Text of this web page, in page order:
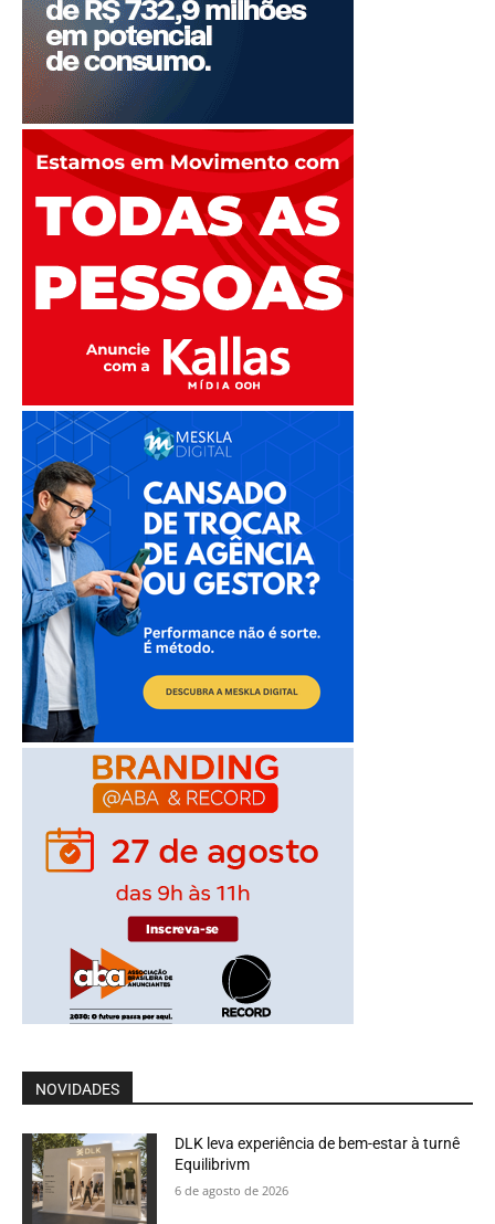
NOVIDADES
DLK leva experiência de bem-estar à turnê
Equilibrivm
6 de agosto de 2026